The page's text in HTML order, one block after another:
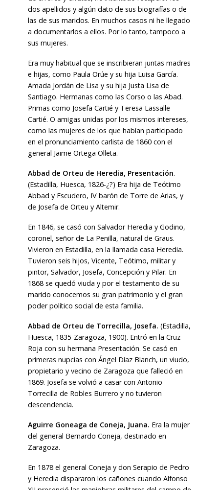
dos apellidos y algún dato de sus biografías o de
las de sus maridos. En muchos casos ni he llegado
a documentarlos a ellos. Por lo tanto, tampoco a
sus mujeres.
Era muy habitual que se inscribieran juntas madres
e hijas, como Paula Orúe y su hija Luisa García.
Amada Jordán de Lisa y su hija Justa Lisa de
Santiago. Hermanas como las Corso o las Abad.
Primas como Josefa Cartié y Teresa Lassalle
Cartié. O amigas unidas por los mismos intereses,
como las mujeres de los que habían participado
en el pronunciamiento carlista de 1860 con el
general Jaime Ortega Olleta.
Abbad de Orteu de Heredia, Presentación.
(Estadilla, Huesca, 1826-¿?) Era hija de Teótimo
Abbad y Escudero, IV barón de Torre de Arias, y
de Josefa de Orteu y Altemir.
En 1846, se casó con Salvador Heredia y Godino,
coronel, señor de La Penilla, natural de Graus.
Vivieron en Estadilla, en la llamada casa Heredia.
Tuvieron seis hijos, Vicente, Teótimo, militar y
pintor, Salvador, Josefa, Concepción y Pilar. En
1868 se quedó viuda y por el testamento de su
marido conocemos su gran patrimonio y el gran
poder político social de esta familia.
Abbad de Orteu de Torrecilla, Josefa. (Estadilla,
Huesca, 1835-Zaragoza, 1900). Entró en la Cruz
Roja con su hermana Presentación. Se casó en
primeras nupcias con Ángel Díaz Blanch, un viudo,
propietario y vecino de Zaragoza que falleció en
1869. Josefa se volvió a casar con Antonio
Torrecilla de Robles Burrero y no tuvieron
descendencia.
Aguirre Goneaga de Coneja, Juana. Era la mujer
del general Bernardo Coneja, destinado en
Zaragoza.
En 1878 el general Coneja y don Serapio de Pedro
y Heredia dispararon los cañones cuando Alfonso